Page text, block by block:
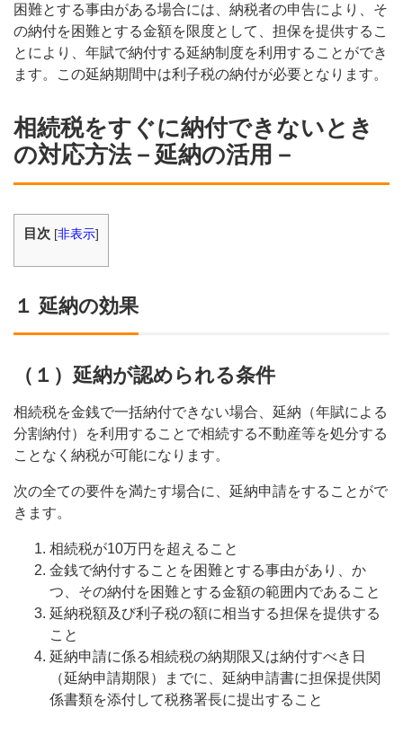
困難とする事由がある場合には、納税者の申告により、そ
の納付を困難とする金額を限度として、担保を提供するこ
とにより、年賦で納付する延納制度を利用することができ
ます。この延納期間中は利子税の納付が必要となります。
相続税をすぐに納付できないとき
の対応方法－延納の活用－
目次 [非表示]
１ 延納の効果
（１）延納が認められる条件
相続税を金銭で一括納付できない場合、延納（年賦による
分割納付）を利用することで相続する不動産等を処分する
ことなく納税が可能になります。
次の全ての要件を満たす場合に、延納申請をすることがで
きます。
相続税が10万円を超えること
金銭で納付することを困難とする事由があり、か
つ、その納付を困難とする金額の範囲内であること
延納税額及び利子税の額に相当する担保を提供する
こと
延納申請に係る相続税の納期限又は納付すべき日
（延納申請期限）までに、延納申請書に担保提供関
係書類を添付して税務署長に提出すること